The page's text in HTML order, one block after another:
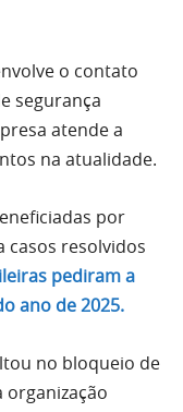
o contato
segurança
atende a
na atualidade.
por
casos resolvidos
pediram a
ano de 2025.
no bloqueio de
organização